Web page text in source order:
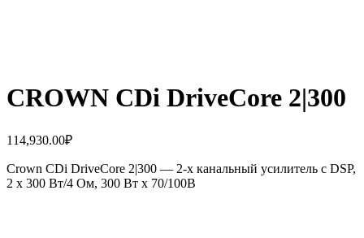
CROWN CDi DriveCore 2|300
114,930.00₽
Crown CDi DriveCore 2|300 — 2-х канальный усилитель с DSP,
2 x 300 Вт/4 Ом, 300 Вт х 70/100В